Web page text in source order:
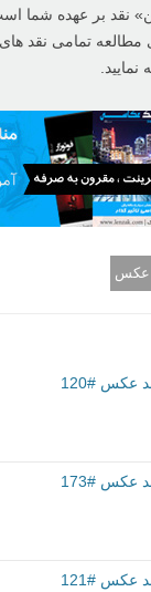
در سایت به
برای بخش نقد ارسال
عکس هفته گذشته